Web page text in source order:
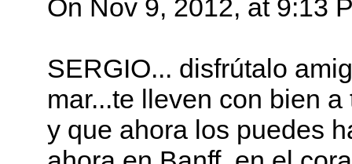
On Nov 9, 2012, at 9:13
SERGIO... disfrútalo
mar...te lleven con bien
y que ahora los puedes